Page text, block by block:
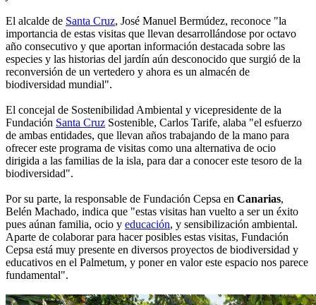
El alcalde de Santa Cruz, José Manuel Bermúdez, reconoce "la
importancia de estas visitas que llevan desarrollándose por octavo
año consecutivo y que aportan información destacada sobre las
especies y las historias del jardín aún desconocido que surgió de la
reconversión de un vertedero y ahora es un almacén de
biodiversidad mundial".
El concejal de Sostenibilidad Ambiental y vicepresidente de la
Fundación Santa Cruz Sostenible, Carlos Tarife, alaba "el esfuerzo
de ambas entidades, que llevan años trabajando de la mano para
ofrecer este programa de visitas como una alternativa de ocio
dirigida a las familias de la isla, para dar a conocer este tesoro de la
biodiversidad".
Por su parte, la responsable de Fundación Cepsa en Canarias,
Belén Machado, indica que "estas visitas han vuelto a ser un éxito
pues aúnan familia, ocio y educación, y sensibilización ambiental.
Aparte de colaborar para hacer posibles estas visitas, Fundación
Cepsa está muy presente en diversos proyectos de biodiversidad y
educativos en el Palmetum, y poner en valor este espacio nos parece
fundamental".